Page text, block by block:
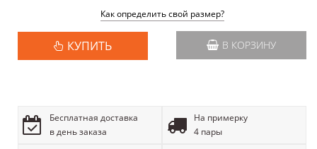
Как определить свой размер?
КУПИТЬ В КОРЗИНУ
Бесплатная доставка
в день заказа
На примерку
4 пары